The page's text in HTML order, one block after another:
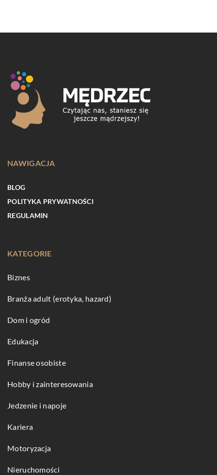
NAWIGACJA
BLOG
POLITYKA PRYWATNOŚCI
REGULAMIN
KATEGORIE
Biznes
Branża adult (erotyka, hazard)
Dom i ogród
Edukacja
Finanse osobiste
Hobby i zainteresowania
Jedzenie i napoje
Kariera
Motoryzacja
Nieruchomości